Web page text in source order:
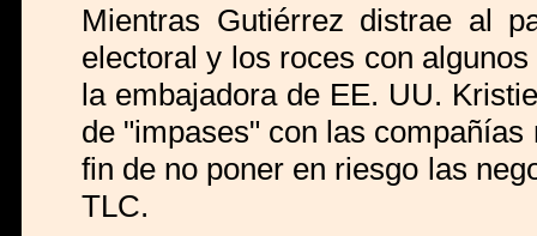
Mientras Gutiérrez distrae al
electoral y los roces con
la embajadora de EE. UU.
de "impases" con las
fin de no poner en riesgo las
TLC.